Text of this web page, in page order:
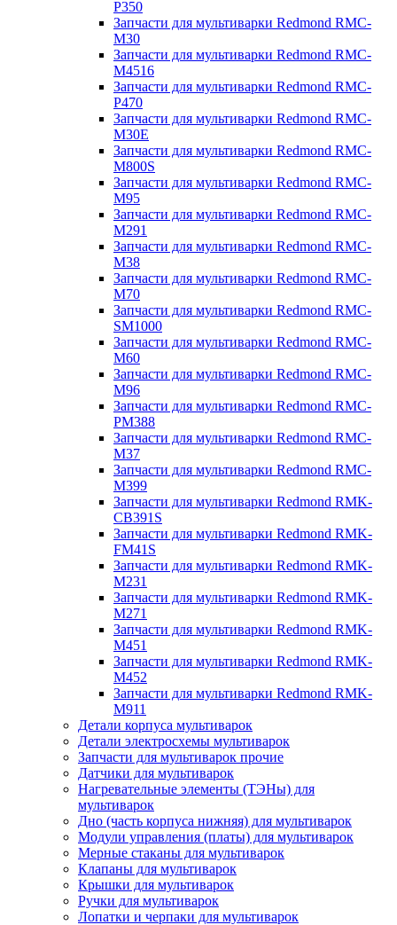
P350
Запчасти для мультиварки Redmond RMC-
M30
Запчасти для мультиварки Redmond RMC-
M4516
Запчасти для мультиварки Redmond RMC-
P470
Запчасти для мультиварки Redmond RMC-
M30E
Запчасти для мультиварки Redmond RMC-
M800S
Запчасти для мультиварки Redmond RMC-
M95
Запчасти для мультиварки Redmond RMC-
M291
Запчасти для мультиварки Redmond RMC-
M38
Запчасти для мультиварки Redmond RMC-
M70
Запчасти для мультиварки Redmond RMC-
SM1000
Запчасти для мультиварки Redmond RMC-
M60
Запчасти для мультиварки Redmond RMC-
M96
Запчасти для мультиварки Redmond RMC-
PM388
Запчасти для мультиварки Redmond RMC-
M37
Запчасти для мультиварки Redmond RMC-
M399
Запчасти для мультиварки Redmond RMK-
CB391S
Запчасти для мультиварки Redmond RMK-
FM41S
Запчасти для мультиварки Redmond RMK-
M231
Запчасти для мультиварки Redmond RMK-
M271
Запчасти для мультиварки Redmond RMK-
M451
Запчасти для мультиварки Redmond RMK-
M452
Запчасти для мультиварки Redmond RMK-
M911
Детали корпуса мультиварок
Детали электросхемы мультиварок
Запчасти для мультиварок прочие
Датчики для мультиварок
Нагревательные элементы (ТЭНы) для
мультиварок
Дно (часть корпуса нижняя) для мультиварок
Модули управления (платы) для мультиварок
Мерные стаканы для мультиварок
Клапаны для мультиварок
Крышки для мультиварок
Ручки для мультиварок
Лопатки и черпаки для мультиварок